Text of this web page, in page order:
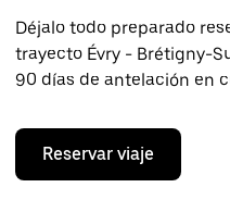
Déjalo todo preparado
trayecto Évry - Brétigny-
90 días de antelación en
Reservar viaje